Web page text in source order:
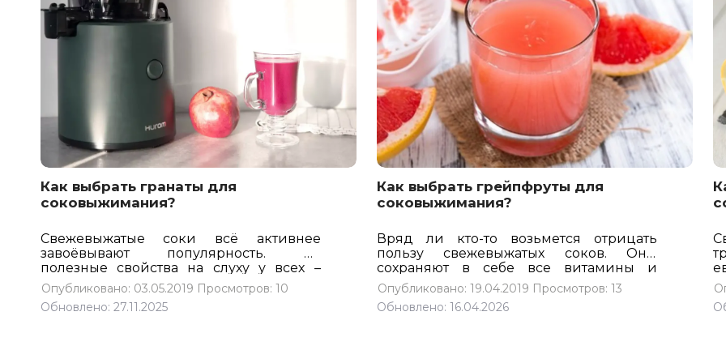
чистого сока.В этой статье мы
расскажем, какие особенности груш
нужно учесть, чтобы выбрать лучшие
для выжимания плоды.
Как выбрать гранаты для
соковыжимания?
Свежевыжатые соки всё активнее
завоёвывают популярность. Их
полезные свойства на слуху у всех –
соки богаты витаминами и
минералами, содержат в себе
множество антиоксидантов и
Опубликовано: 03.05.2019 Просмотров: 10
Обновлено: 27.11.2025
Как выбрать грейпфруты для
соковыжимания?
Вряд ли кто-то возьмется отрицать
пользу свежевыжатых соков. Они
сохраняют в себе все витамины и
микроэлементы, содержащиеся в
цельных фруктах, позволяя
экспериментировать со вкусовыми
Опубликовано: 19.04.2019 Просмотров: 13
Обновлено: 16.04.2026